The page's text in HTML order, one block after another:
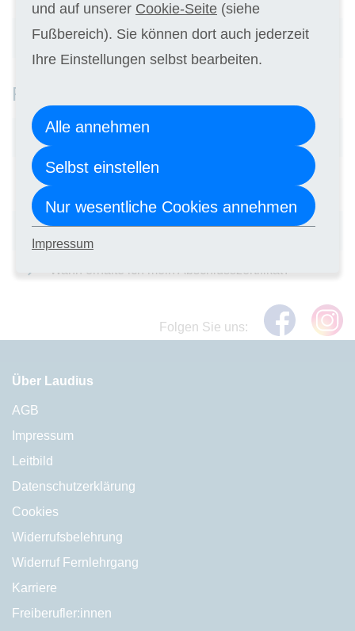
Kann ich meinen Kurs vorzeitig beenden?
Fragen zu Prüfungen und Abschlüssen
Bin ich dazu verpflichtet eine Prüfung abzulegen?
Wie kann ich mich zu einer Heim-
Wann erhalte ich mein Abschlusszeugnis?
Wann erhalte ich mein Abschlusszertifikat?
Folgen Sie uns:
Über Laudius
AGB
Impressum
Leitbild
Datenschutzerklärung
Cookies
Widerrufsbelehrung
Widerruf Fernlehrgang
Karriere
Freiberufler:innen
und auf unserer Cookie-Seite (siehe
Fußbereich). Sie können dort auch jederzeit
Ihre Einstellungen selbst bearbeiten.
Alle annehmen
Selbst einstellen
Nur wesentliche Cookies annehmen
Impressum